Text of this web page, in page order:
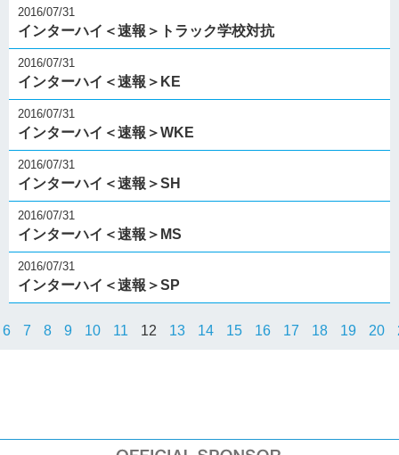
2016/07/31
インターハイ＜速報＞トラック学校対抗
2016/07/31
インターハイ＜速報＞KE
2016/07/31
インターハイ＜速報＞WKE
2016/07/31
インターハイ＜速報＞SH
2016/07/31
インターハイ＜速報＞MS
2016/07/31
インターハイ＜速報＞SP
6 7 8 9 10 11 12 13 14 15 16 17 18 19 20